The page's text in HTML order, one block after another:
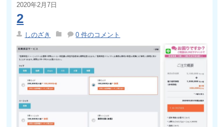
2020年2月7日
2
しのざき 0 件のコメント